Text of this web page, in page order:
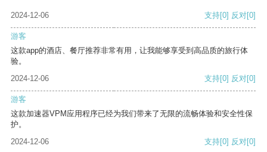
2024-12-06 支持[0] 反对[0]
游客
这款app的酒店、餐厅推荐非常有用，让我能够享受到高品质的旅行体
验。
2024-12-06
支持[0] 反对[0]
游客
这款加速器VPM应用程序已经为我们带来了无限的流畅体验和安全性保
护。
2024-12-06
支持[0] 反对[0]